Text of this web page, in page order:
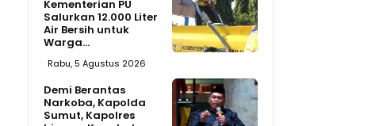
Kementerian PU
Salurkan 12.000 Liter
Air Bersih untuk
Warga...
Rabu, 5 Agustus 2026
Demi Berantas
Narkoba, Kapolda
Sumut, Kapolres